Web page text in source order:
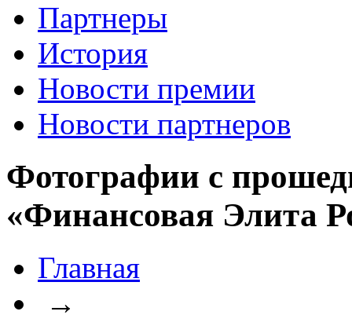
Партнеры
История
Новости премии
Новости партнеров
Фотографии с
«Финансовая Элита
Главная
→